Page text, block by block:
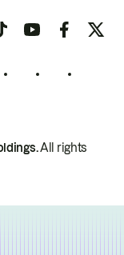
All rights